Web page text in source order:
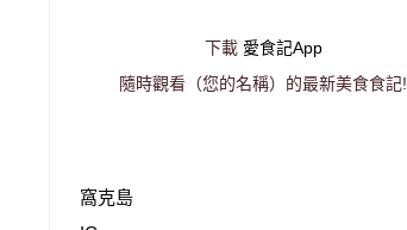
下載 愛食記App
隨時觀看（您的名稱）的最新美食食記!
窩克島